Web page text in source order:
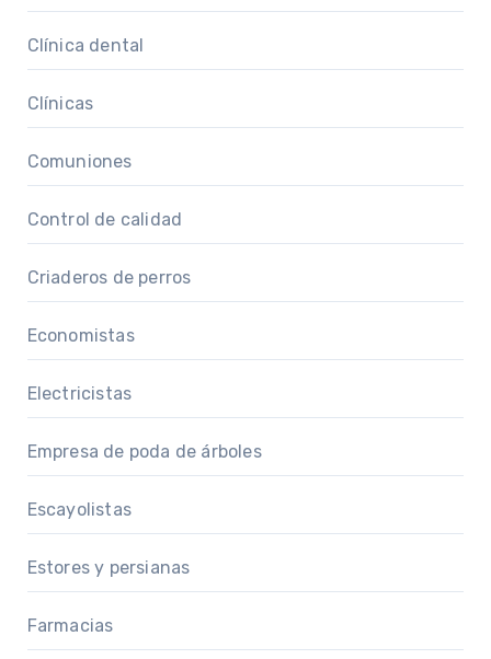
Clínica dental
Clínicas
Comuniones
Control de calidad
Criaderos de perros
Economistas
Electricistas
Empresa de poda de árboles
Escayolistas
Estores y persianas
Farmacias